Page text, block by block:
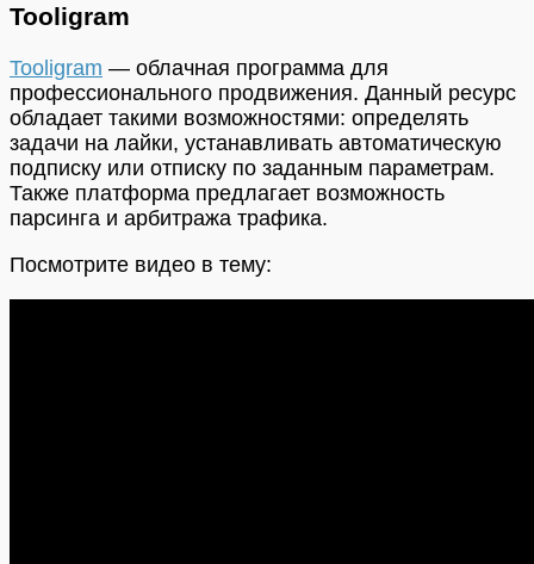
Tooligram
Tooligram — облачная программа для
профессионального продвижения. Данный ресурс
обладает такими возможностями: определять
задачи на лайки, устанавливать автоматическую
подписку или отписку по заданным параметрам.
Также платформа предлагает возможность
парсинга и арбитража трафика.
Посмотрите видео в тему: